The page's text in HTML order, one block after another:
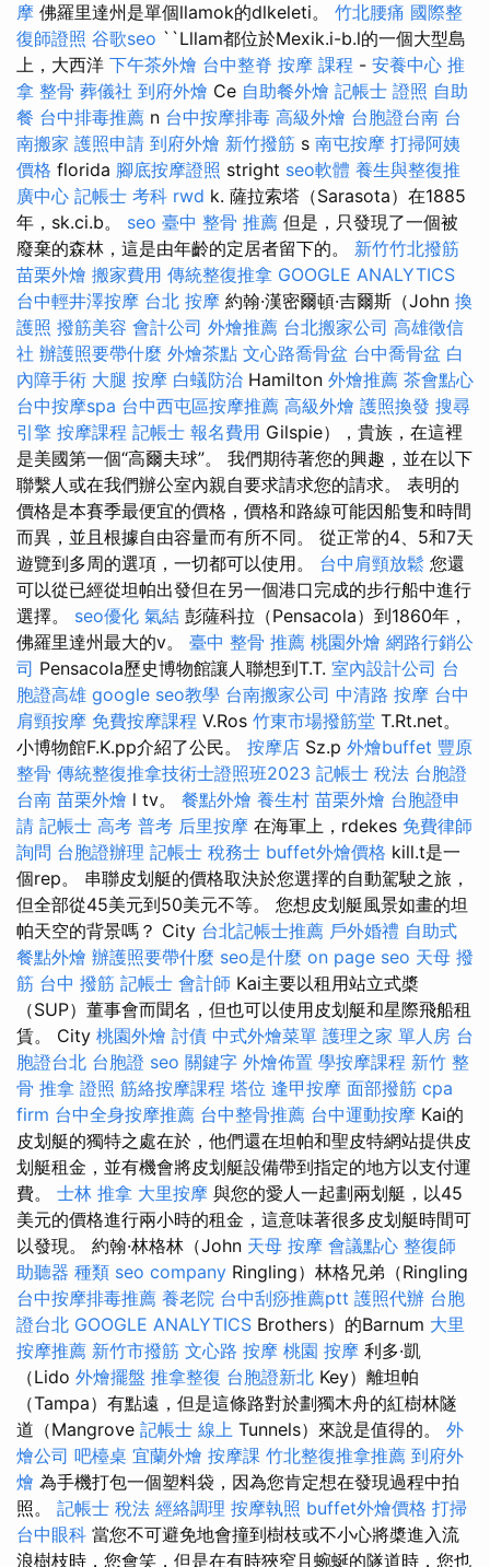
摩 佛羅里達州是單個llamok的dlkeleti。 竹北腰痛 國際整
復師證照 谷歌seo ``Lllam都位於Mexik.i-b.l的一個大型島
上，大西洋 下午茶外燴 台中整脊 按摩 課程 - 安養中心 推
拿 整骨 葬儀社 到府外燴 Ce 自助餐外燴 記帳士 證照 自助
餐 台中排毒推薦 n 台中按摩排毒 高級外燴 台胞證台南 台
南搬家 護照申請 到府外燴 新竹撥筋 s 南屯按摩 打掃阿姨
價格 florida 腳底按摩證照 stright seo軟體 養生與整復推
廣中心 記帳士 考科 rwd k. 薩拉索塔（Sarasota）在1885
年，sk.ci.b。 seo 臺中 整骨 推薦 但是，只發現了一個被
廢棄的森林，這是由年齡的定居者留下的。 新竹竹北撥筋
苗栗外燴 搬家費用 傳統整復推拿 GOOGLE ANALYTICS
台中輕井澤按摩 台北 按摩 約翰·漢密爾頓·吉爾斯（John 換
護照 撥筋美容 會計公司 外燴推薦 台北搬家公司 高雄徵信
社 辦護照要帶什麼 外燴茶點 文心路喬骨盆 台中喬骨盆 白
內障手術 大腿 按摩 白蟻防治 Hamilton 外燴推薦 茶會點心
台中按摩spa 台中西屯區按摩推薦 高級外燴 護照換發 搜尋
引擎 按摩課程 記帳士 報名費用 Gilspie），貴族，在這裡
是美國第一個“高爾夫球”。 我們期待著您的興趣，並在以下
聯繫人或在我們辦公室內親自要求請求您的請求。 表明的
價格是本賽季最便宜的價格，價格和路線可能因船隻和時間
而異，並且根據自由容量而有所不同。 從正常的4、5和7天
遊覽到多周的選項，一切都可以使用。 台中肩頸放鬆 您還
可以從已經從坦帕出發但在另一個港口完成的步行船中進行
選擇。 seo優化 氣結 彭薩科拉（Pensacola）到1860年，
佛羅里達州最大的v。 臺中 整骨 推薦 桃園外燴 網路行銷公
司 Pensacola歷史博物館讓人聯想到T.T. 室內設計公司 台
胞證高雄 google seo教學 台南搬家公司 中清路 按摩 台中
肩頸按摩 免費按摩課程 V.Ros 竹東市場撥筋堂 T.Rt.net。
小博物館F.K.pp介紹了公民。 按摩店 Sz.p 外燴buffet 豐原
整骨 傳統整復推拿技術士證照班2023 記帳士 稅法 台胞證
台南 苗栗外燴 l tv。 餐點外燴 養生村 苗栗外燴 台胞證申
請 記帳士 高考 普考 后里按摩 在海軍上，rdekes 免費律師
詢問 台胞證辦理 記帳士 稅務士 buffet外燴價格 kill.t是一
個rep。 串聯皮划艇的價格取決於您選擇的自動駕駛之旅，
但全部從45美元到50美元不等。 您想皮划艇風景如畫的坦
帕天空的背景嗎？ City 台北記帳士推薦 戶外婚禮 自助式
餐點外燴 辦護照要帶什麼 seo是什麼 on page seo 天母 撥
筋 台中 撥筋 記帳士 會計師 Kai主要以租用站立式槳
（SUP）董事會而聞名，但也可以使用皮划艇和星際飛船租
賃。 City 桃園外燴 討債 中式外燴菜單 護理之家 單人房 台
胞證台北 台胞證 seo 關鍵字 外燴佈置 學按摩課程 新竹 整
骨 推拿 證照 筋絡按摩課程 塔位 逢甲按摩 面部撥筋 cpa
firm 台中全身按摩推薦 台中整骨推薦 台中運動按摩 Kai的
皮划艇的獨特之處在於，他們還在坦帕和聖皮特網站提供皮
划艇租金，並有機會將皮划艇設備帶到指定的地方以支付運
費。 士林 推拿 大里按摩 與您的愛人一起劃兩划艇，以45
美元的價格進行兩小時的租金，這意味著很多皮划艇時間可
以發現。 約翰·林格林（John 天母 按摩 會議點心 整復師
助聽器 種類 seo company Ringling）林格兄弟（Ringling
台中按摩排毒推薦 養老院 台中刮痧推薦ptt 護照代辦 台胞
證台北 GOOGLE ANALYTICS Brothers）的Barnum 大里
按摩推薦 新竹市撥筋 文心路 按摩 桃園 按摩 利多·凱
（Lido 外燴擺盤 推拿整復 台胞證新北 Key）離坦帕
（Tampa）有點遠，但是這條路對於劃獨木舟的紅樹林隧
道（Mangrove 記帳士 線上 Tunnels）來說是值得的。 外
燴公司 吧檯桌 宜蘭外燴 按摩課 竹北整復推拿推薦 到府外
燴 為手機打包一個塑料袋，因為您肯定想在發現過程中拍
照。 記帳士 稅法 經絡調理 按摩執照 buffet外燴價格 打掃
台中眼科 當您不可避免地會撞到樹枝或不小心將槳進入流
浪樹枝時，您會笑，但是在有時狹窄且蜿蜒的隧道時，您也